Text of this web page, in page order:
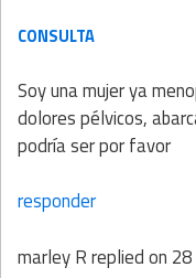
CONSULTA
Soy una mujer ya
dolores pélvicos,
podría ser por favor
responder
marley Rreplied on